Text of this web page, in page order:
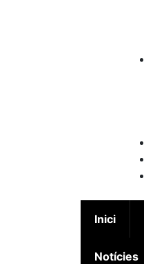
Inici
Notícies